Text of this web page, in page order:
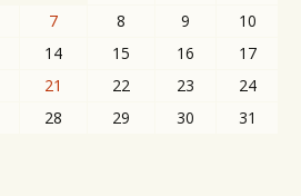
7 8 9
10
14 15 16
17
21 22 23
24
28 29 30 31